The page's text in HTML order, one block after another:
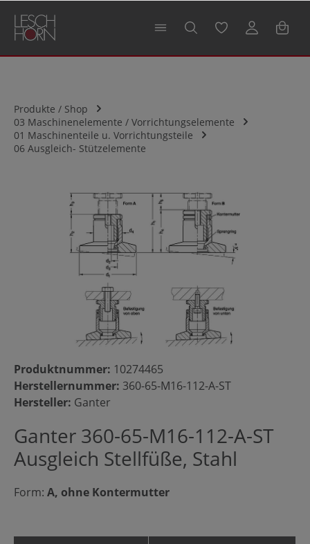
springen
Produkte / Shop
03 Maschinenelemente / Vorrichtungselemente
01 Maschinenteile u. Vorrichtungsteile
06 Ausgleich- Stützelemente
Bildergalerie überspringen
Produktnummer: 10274465
Herstellernummer: 360-65-M16-112-A-ST
Hersteller: Ganter
Ganter 360-65-M16-112-A-ST
Ausgleich Stellfüße, Stahl
Form: A, ohne Kontermutter